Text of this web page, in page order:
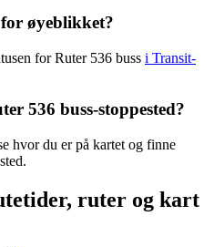
øyeblikket?
for Ruter 536 buss i Transit-
536 buss-stoppested?
hvor du er på kartet og finne
ruter og kart